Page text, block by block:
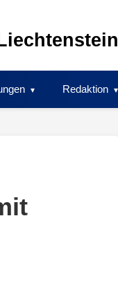
Redaktion